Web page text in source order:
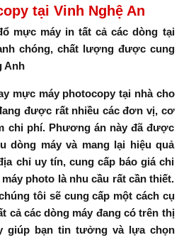
tại Vinh Nghệ An
mực máy in tất cả các dòng tại
chóng, chất lượng được cung
Anh
mực máy photocopy tại nhà cho
được rất nhiều các đơn vị, cơ
chi phí. Phương án này đã được
dòng máy và mang lại hiệu quả
chỉ uy tín, cung cấp báo giá chi
photo là nhu cầu rất cần thiết.
tôi sẽ cung cấp một cách cụ
cả các dòng máy đang có trên thị
giúp bạn tin tưởng và lựa chọn